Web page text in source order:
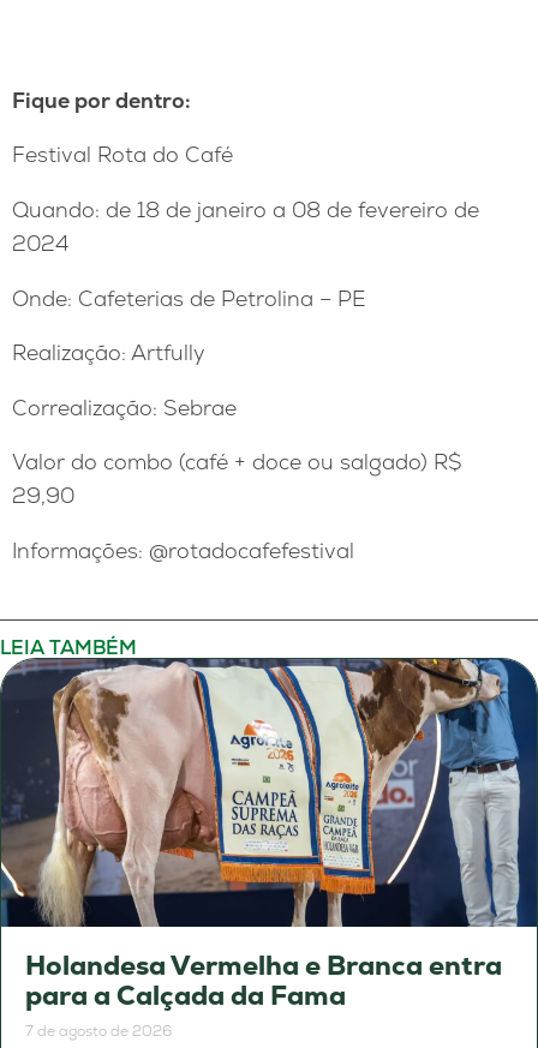
Fique por dentro:
Festival Rota do Café
Quando: de 18 de janeiro a 08 de fevereiro de
2024
Onde: Cafeterias de Petrolina – PE
Realização: Artfully
Correalização: Sebrae
Valor do combo (café + doce ou salgado) R$
29,90
Informações: @rotadocafefestival
LEIA TAMBÉM
Holandesa Vermelha e Branca entra
para a Calçada da Fama
7 de agosto de 2026